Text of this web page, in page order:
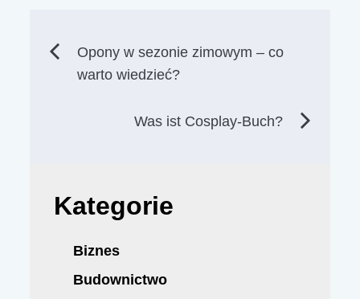
Nawigacja
Opony w sezonie zimowym – co
warto wiedzieć?
Was ist Cosplay-Buch?
Kategorie
Biznes
Budownictwo